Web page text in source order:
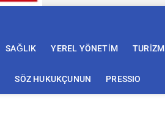
SAĞLIK YEREL YÖNETİM TURİZM
SÖZ HUKUKÇUNUN PRESSIO